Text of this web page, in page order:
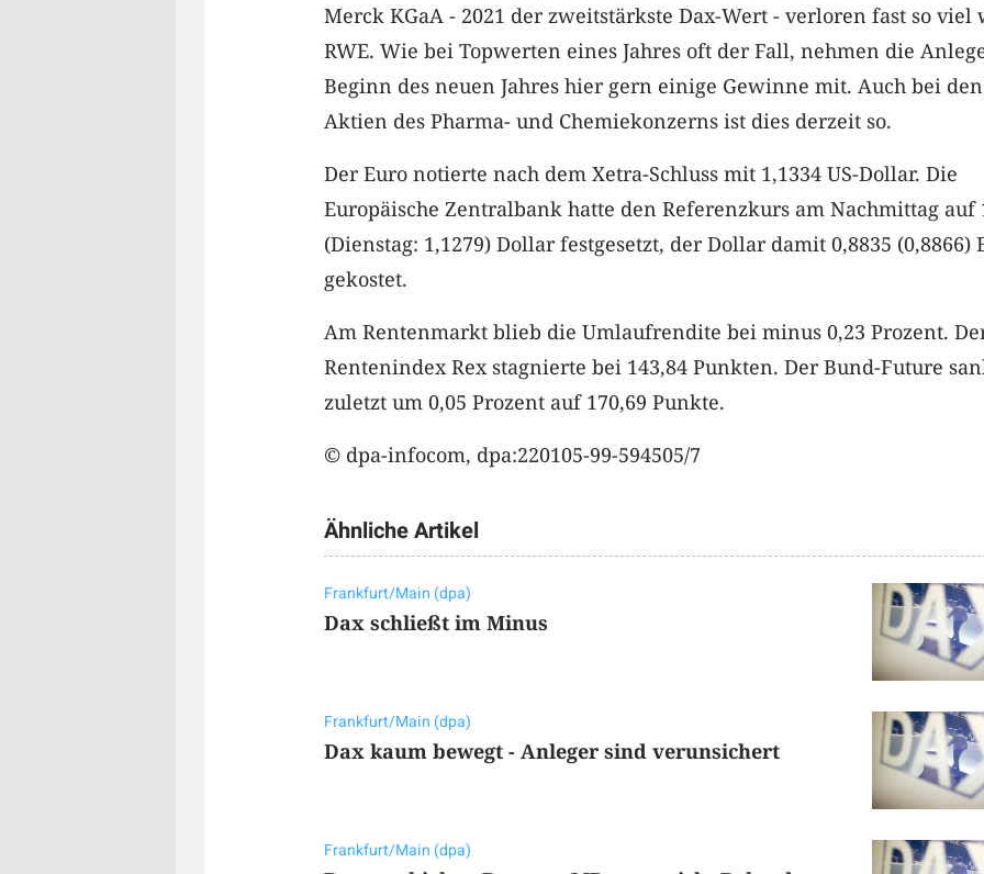
Merck KGaA - 2021 der zweitstärkste Dax-Wert - verloren fast so viel
RWE. Wie bei Topwerten eines Jahres oft der Fall, nehmen die
Beginn des neuen Jahres hier gern einige Gewinne mit. Auch bei den
Aktien des Pharma- und Chemiekonzerns ist dies derzeit so.
Der Euro notierte nach dem Xetra-Schluss mit 1,1334 US-Dollar. Die
Europäische Zentralbank hatte den Referenzkurs am Nachmittag auf
(Dienstag: 1,1279) Dollar festgesetzt, der Dollar damit 0,8835 (0,8866)
gekostet.
Am Rentenmarkt blieb die Umlaufrendite bei minus 0,23 Prozent.
Rentenindex Rex stagnierte bei 143,84 Punkten. Der Bund-Future
zuletzt um 0,05 Prozent auf 170,69 Punkte.
© dpa-infocom, dpa:220105-99-594505/7
Ähnliche Artikel
Frankfurt/Main (dpa)
Dax schließt im Minus
Frankfurt/Main (dpa)
Dax kaum bewegt - Anleger sind verunsichert
Frankfurt/Main (dpa)